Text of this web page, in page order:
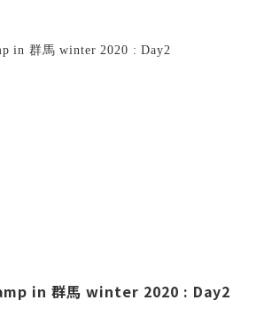
in 群馬 winter 2020 : Day2